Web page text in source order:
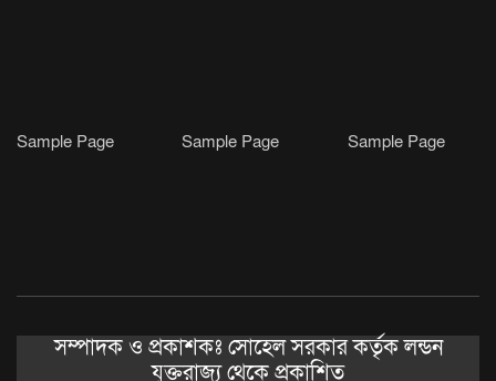
Sample Page Sample Page Sample Page
সম্পাদক ও প্রকাশকঃ সোহেল সরকার কর্তৃক লন্ডন
যুক্তরাজ্য থেকে প্রকাশিত